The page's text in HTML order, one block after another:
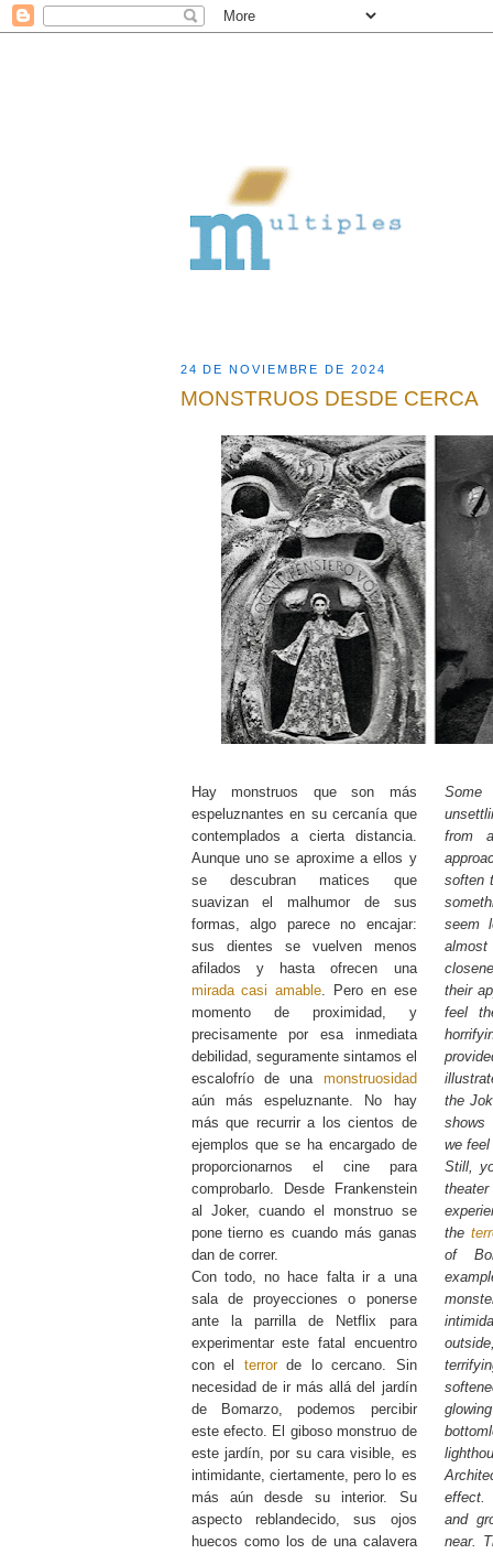
24 DE NOVIEMBRE DE 2024
MONSTRUOS DESDE CERCA
Hay monstruos que son más
espeluznantes en su cercanía que
contemplados a cierta distancia.
Aunque uno se aproxime a ellos y
se descubran matices que
suavizan el malhumor de sus
formas, algo parece no encajar:
sus dientes se vuelven menos
afilados y hasta ofrecen una
mirada casi amable. Pero en ese
momento de proximidad, y
precisamente por esa inmediata
debilidad, seguramente sintamos el
escalofrío de una monstruosidad
aún más espeluznante. No hay
más que recurrir a los cientos de
ejemplos que se ha encargado de
proporcionarnos el cine para
comprobarlo. Desde Frankenstein
al Joker, cuando el monstruo se
pone tierno es cuando más ganas
dan de correr.
Con todo, no hace falta ir a una
sala de proyecciones o ponerse
ante la parrilla de Netflix para
experimentar este fatal encuentro
con el terrorde lo cercano. Sin
necesidad de ir más allá del jardín
de Bomarzo, podemos percibir
este efecto. El giboso monstruo de
este jardín, por su cara visible, es
intimidante, ciertamente, pero lo es
más aún desde su interior. Su
aspecto reblandecido, sus ojos
huecos como los de una calavera
from
soften
seem
almost
their
feel
the
we
Still,
the
of
effect.
and
near.